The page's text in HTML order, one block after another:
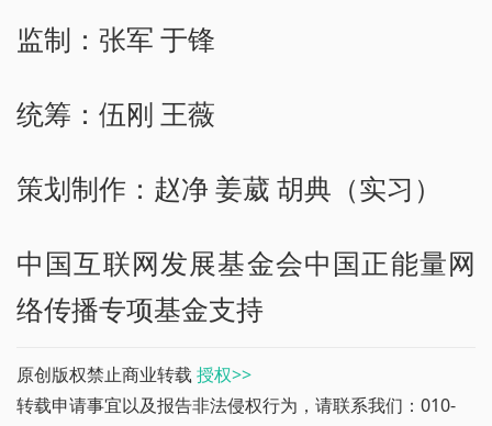
监制：张军 于锋
统筹：伍刚 王薇
策划制作：赵净 姜葳 胡典（实习）
中国互联网发展基金会中国正能量网
络传播专项基金支持
原创版权禁止商业转载 授权>>
转载申请事宜以及报告非法侵权行为，请联系我们：010-